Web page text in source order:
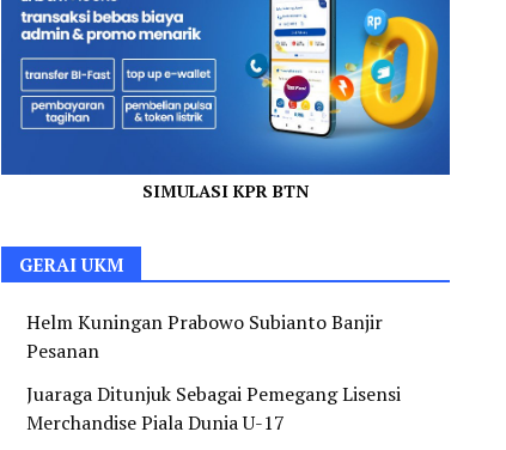
SIMULASI KPR BTN
GERAI UKM
Helm Kuningan Prabowo Subianto Banjir
Pesanan
Juaraga Ditunjuk Sebagai Pemegang Lisensi
Merchandise Piala Dunia U-17